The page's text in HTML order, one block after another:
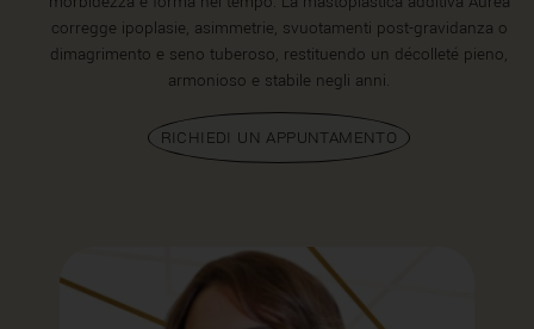
corregge ipoplasie, asimmetrie, svuotamenti post-gravidanza o
dimagrimento e seno tuberoso, restituendo un décolleté pieno,
armonioso e stabile negli anni.
RICHIEDI UN APPUNTAMENTO